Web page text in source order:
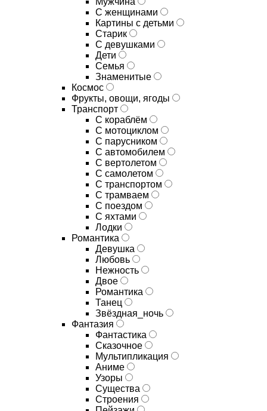
С женщинами
Картины с детьми
Старик
С девушками
Дети
Семья
Знаменитые
Космос
Фрукты, овощи, ягоды
Транспорт
С кораблём
С мотоциклом
С парусником
С автомобилем
С вертолетом
С самолетом
С транспортом
С трамваем
С поездом
С яхтами
Лодки
Романтика
Девушка
Любовь
Нежность
Двое
Романтика
Танец
Звёздная_ночь
Фантазия
Фантастика
Сказочное
Мультипликация
Аниме
Узоры
Существа
Строения